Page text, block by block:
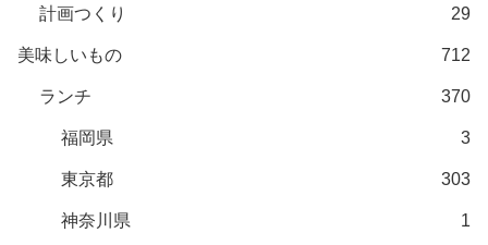
計画つくり 29
美味しいもの 712
ランチ 370
福岡県 3
東京都 303
神奈川県 1